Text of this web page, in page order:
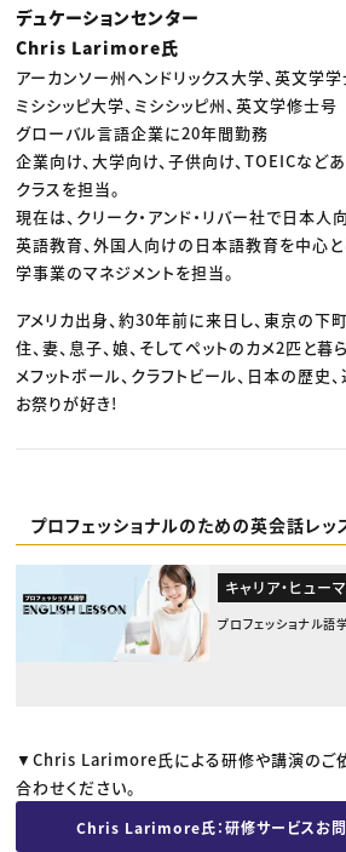
デュケーションセンター
Chris Larimore氏
アーカンソー州ヘンドリックス大学、英文学
ミシシッピ大学、ミシシッピ州、英文学修士号
グローバル言語企業に20年間勤務
企業向け、大学向け、子供向け、TOEICなど
クラスを担当。
現在は、クリーク・アンド・リバー社で日本人
英語教育、外国人向けの日本語教育を中心と
学事業のマネジメントを担当。
アメリカ出身、約30年前に来日し、東京の下
住、妻、息子、娘、そしてペットのカメ2匹と暮
メフットボール、クラフトビール、日本の歴史
お祭りが好き!
プロフェッショナルのための英会話レッ
キャリア・ヒュー
プロフェッショナル
▼Chris Larimore氏による研修や講演のご依
合わせください。
Chris Larimore氏：研修サービスお問